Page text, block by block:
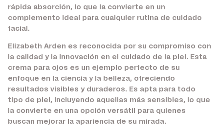
rápida absorción, lo que la convierte en un
complemento ideal para cualquier rutina de cuidado
facial.
Elizabeth Arden es reconocida por su compromiso con
la calidad y la innovación en el cuidado de la piel. Esta
crema para ojos es un ejemplo perfecto de su
enfoque en la ciencia y la belleza, ofreciendo
resultados visibles y duraderos. Es apta para todo
tipo de piel, incluyendo aquellas más sensibles, lo que
la convierte en una opción versátil para quienes
buscan mejorar la apariencia de su mirada.